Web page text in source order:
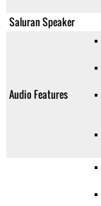
Saluran Speaker
Audio Features